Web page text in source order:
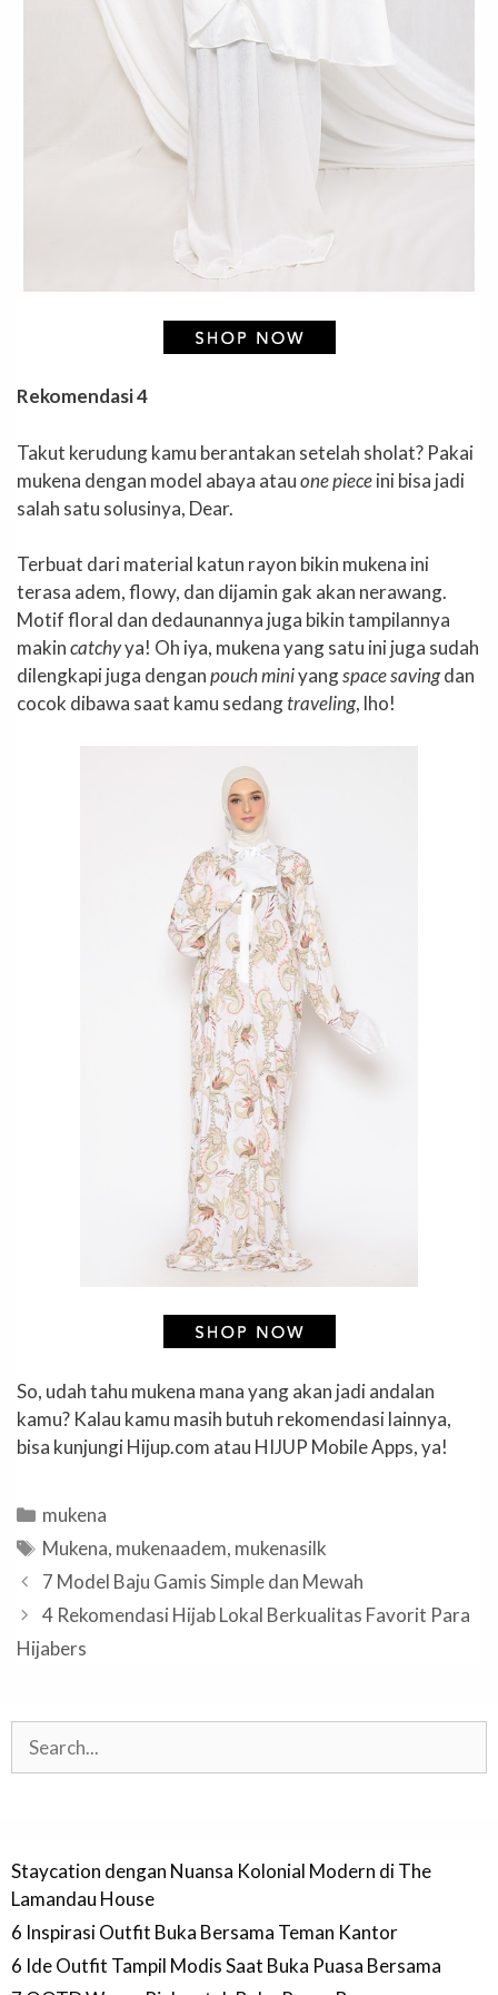
Rekomendasi 4
Takut kerudung kamu berantakan setelah sholat? Pakai
mukena dengan model abaya atauone pieceini bisa jadi
salah satu solusinya, Dear.
Terbuat dari material katun rayon bikin mukena ini
terasa adem, flowy, dan dijamin gak akan nerawang.
Motif floral dan dedaunannya juga bikin tampilannya
makincatchyya! Oh iya, mukena yang satu ini juga sudah
dilengkapi juga denganpouch miniyangspace savingdan
cocok dibawa saat kamu sedangtraveling, lho!
So, udah tahu mukena mana yang akan jadi andalan
kamu? Kalau kamu masih butuh rekomendasi lainnya,
bisa kunjungi Hijup.com atau HIJUP Mobile Apps, ya!
Categories
mukena
Tags
Mukena, mukenaadem, mukenasilk
7 Model Baju Gamis Simple dan Mewah
4 Rekomendasi Hijab Lokal Berkualitas Favorit Para
Hijabers
Staycation dengan Nuansa Kolonial Modern di The
Lamandau House
6 Inspirasi Outfit Buka Bersama Teman Kantor
6 Ide Outfit Tampil Modis Saat Buka Puasa Bersama